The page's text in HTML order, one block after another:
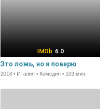
6.0
Это ложь, но я поверю
2018 • Италия • Комедия • 103 мин.